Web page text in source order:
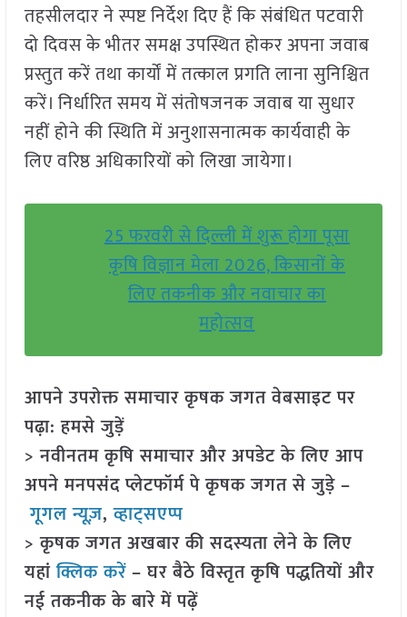
तहसीलदार ने स्पष्ट निर्देश दिए हैं कि संबंधित पटवारी
दो दिवस के भीतर समक्ष उपस्थित होकर अपना जवाब
प्रस्तुत करें तथा कार्यों में तत्काल प्रगति लाना सुनिश्चित
करें। निर्धारित समय में संतोषजनक जवाब या सुधार
नहीं होने की स्थिति में अनुशासनात्मक कार्यवाही के
लिए वरिष्ठ अधिकारियों को लिखा जायेगा।
25 फरवरी से दिल्ली में शुरू होगा पूसा
कृषि विज्ञान मेला 2026, किसानों के
लिए तकनीक और नवाचार का
महोत्सव
आपने उपरोक्त समाचार कृषक जगत वेबसाइट पर
पढ़ा: हमसे जुड़ें
> नवीनतम कृषि समाचार और अपडेट के लिए आप
अपने मनपसंद प्लेटफॉर्म पे कृषक जगत से जुड़े –
गूगल न्यूज़,व्हाट्सएप्प
> कृषक जगत अखबार की सदस्यता लेने के लिए
यहांक्लिक करें– घर बैठे विस्तृत कृषि पद्धतियों और
नई तकनीक के बारे में पढ़ें